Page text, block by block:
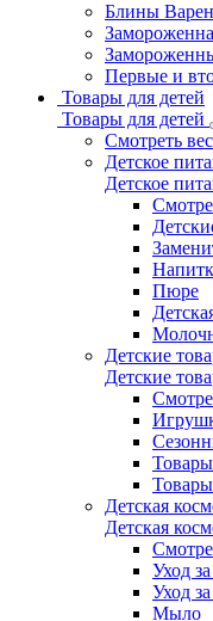
Блины
Первые и
Товары для детей
Товары для детей
Смотреть
Детское
Детское
Пюре
Детские
Детские
Товары
Детская
Детская
Уход
Уход
Мыло